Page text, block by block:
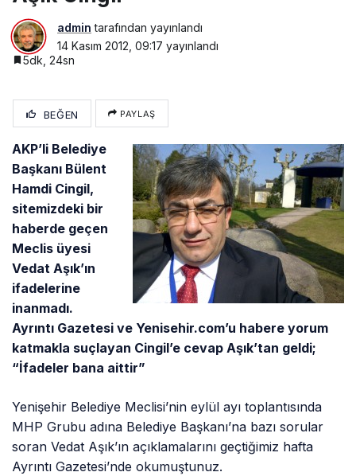
admin tarafından yayınlandı
14 Kasım 2012, 09:17 yayınlandı
5dk, 24sn
BEĞEN PAYLAŞ
AKP’li Belediye
Başkanı Bülent
Hamdi Cingil,
sitemizdeki bir
haberde geçen
Meclis üyesi
Vedat Aşık’ın
ifadelerine
inanmadı.
Ayrıntı Gazetesi ve Yenisehir.com’u habere yorum
katmakla suçlayan Cingil’e cevap Aşık’tan geldi;
“İfadeler bana aittir”
Yenişehir Belediye Meclisi’nin eylül ayı toplantısında
MHP Grubu adına Belediye Başkanı’na bazı sorular
soran Vedat Aşık’ın açıklamalarını geçtiğimiz hafta
Ayrıntı Gazetesi’nde okumuştunuz.